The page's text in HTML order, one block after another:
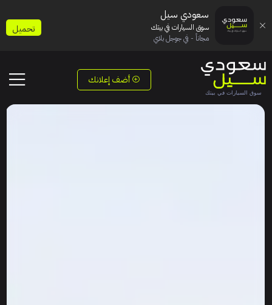
أضف إعلانك
سعودي سيل
سوق السيارات في بيتك
مجاناً - في جوجل بلاي
تحميل